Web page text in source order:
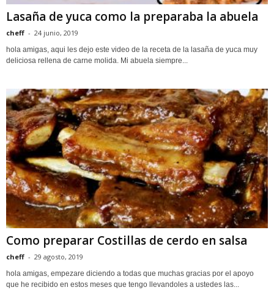
Lasaña de yuca como la preparaba la abuela
cheff - 24 junio, 2019
hola amigas, aqui les dejo este video de la receta de la lasaña de yuca muy
deliciosa rellena de carne molida. Mi abuela siempre...
Como preparar Costillas de cerdo en salsa
cheff - 29 agosto, 2019
hola amigas, empezare diciendo a todas que muchas gracias por el apoyo
que he recibido en estos meses que tengo llevandoles a ustedes las...